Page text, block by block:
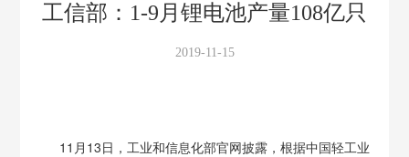
工信部：1-9月锂电池产量108亿只
2019-11-15
11月13日，工业和信息化部官网披露，根据中国轻工业